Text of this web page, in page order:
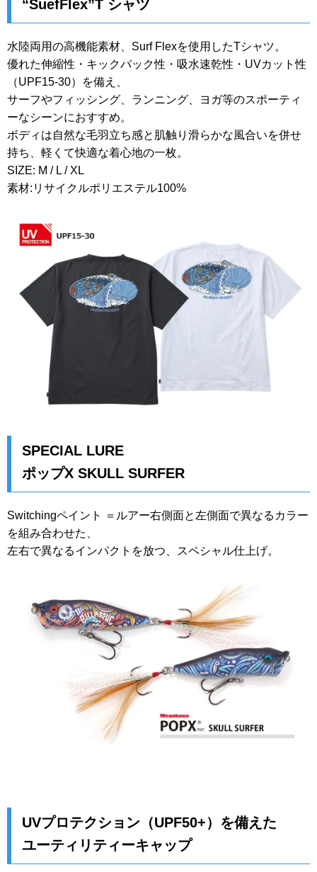
“SuefFlex”T シャツ
水陸両用の高機能素材、Surf Flexを使用したTシャツ。
優れた伸縮性・キックバック性・吸水速乾性・UVカット性
（UPF15-30）を備え、
サーフやフィッシング、ランニング、ヨガ等のスポーティ
ーなシーンにおすすめ。
ボディは自然な毛羽立ち感と肌触り滑らかな風合いを併せ
持ち、軽くて快適な着心地の一枚。
SIZE: M / L / XL
素材:リサイクルポリエステル100%
SPECIAL LURE
ポップX SKULL SURFER
Switchingペイント ＝ルアー右側面と左側面で異なるカラー
を組み合わせた、
左右で異なるインパクトを放つ、スペシャル仕上げ。
UVプロテクション（UPF50+）を備えた
ユーティリティーキャップ